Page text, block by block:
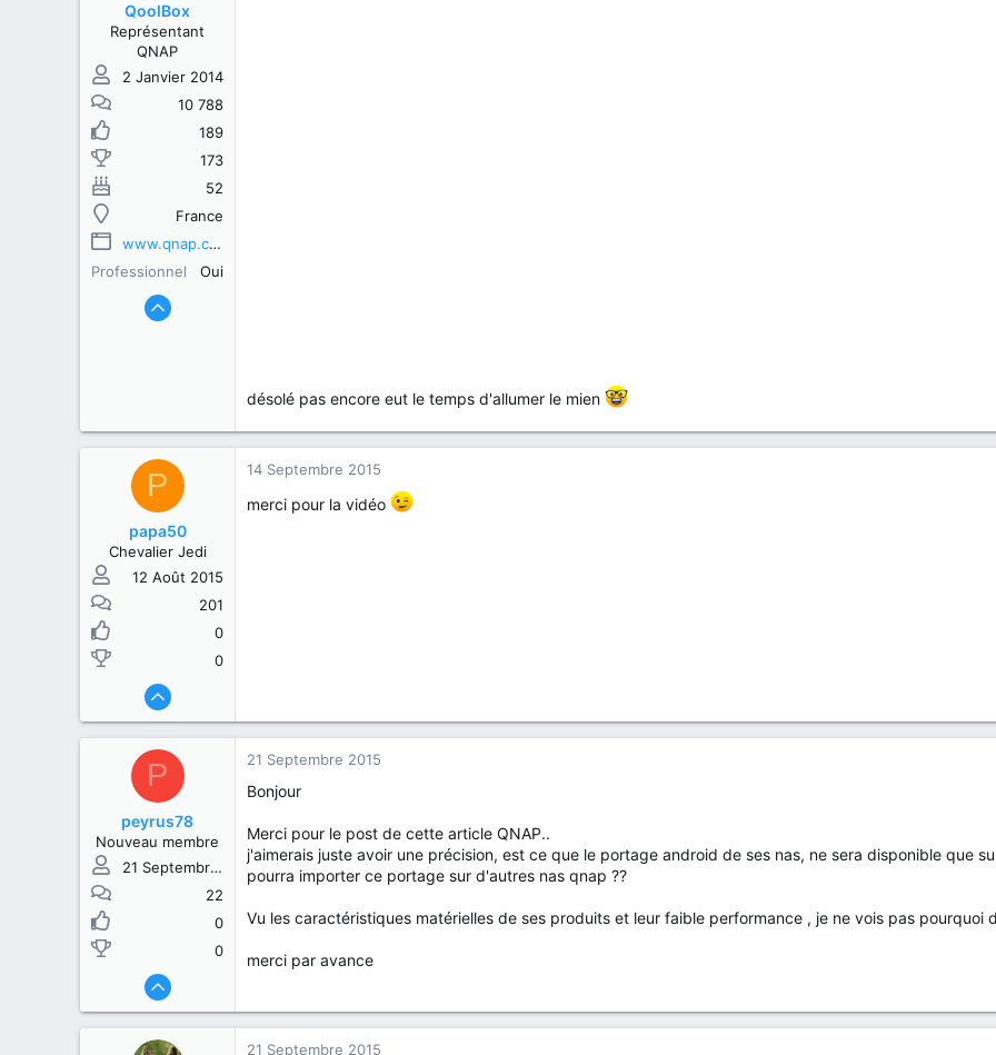
QoolBox
Représentant
QNAP
2 Janvier 2014
10 788
189
173
52
France
www.qnap.com
Professionnel
Oui
désolé pas encore eut le temps d'allumer le mien
P
papa50
Chevalier Jedi
12 Août 2015
201
0
0
14 Septembre 2015
merci pour la vidéo
P
peyrus78
Nouveau membre
21 Septembre 2015
22
0
0
21 Septembre 2015
Bonjour
Merci pour le post de cette article QNAP..
j'aimerais juste avoir une précision, est ce que le portage android de ses nas, ne sera disponible que
pourra importer ce portage sur d'autres nas qnap ??
Vu les caractéristiques matérielles de ses produits et leur faible performance , je ne vois pas pourquoi
merci par avance
21 Septembre 2015